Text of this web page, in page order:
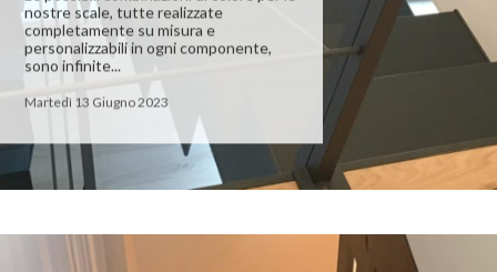
nostre scale, tutte realizzate
completamente su misura e
personalizzabili in ogni componente,
sono infinite...
Martedì 13 Giugno 2023